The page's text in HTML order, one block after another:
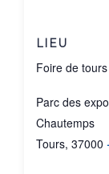
LIEU
Foire de tours
Parc des
Chautemps
Tours, 37000